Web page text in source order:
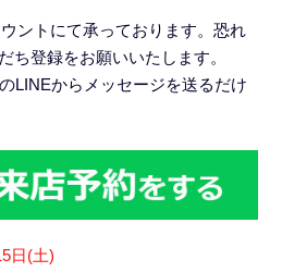
ント にて承っております。恐れ
ち登録をお願いいたします。
LINEからメッセージを送るだけ
日(土)